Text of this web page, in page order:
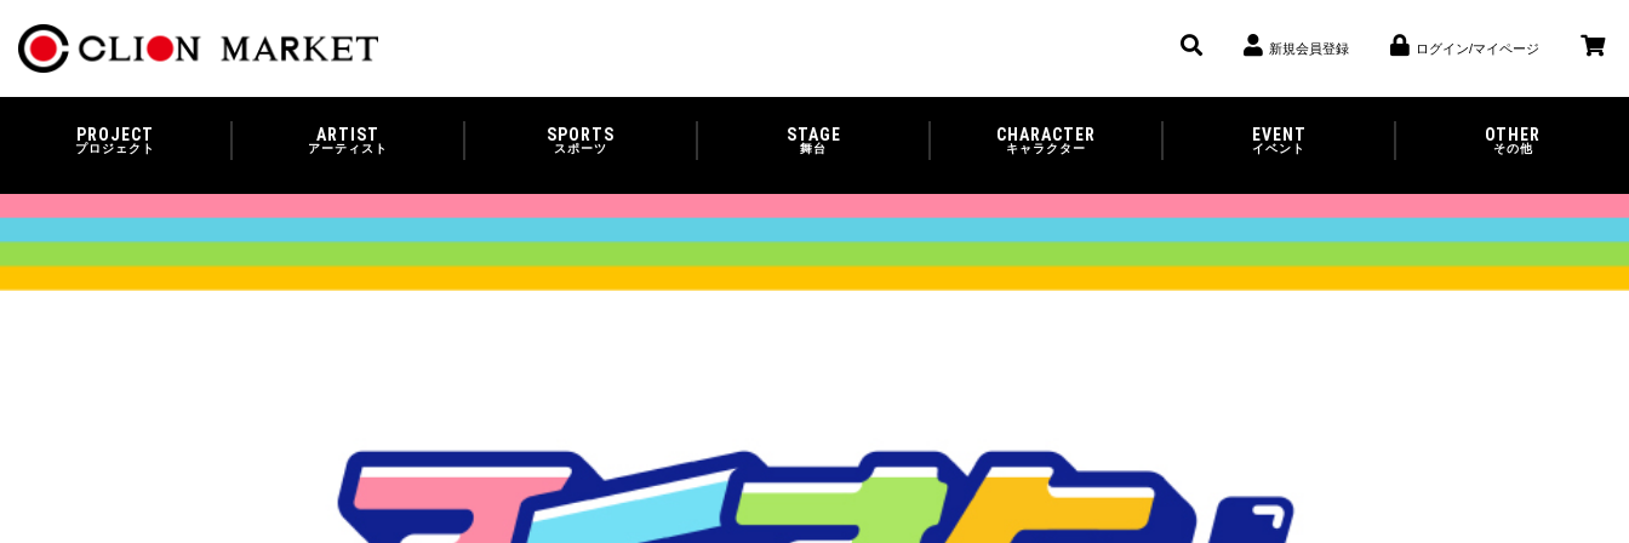
新規会員登録 ログイン/マイページ
PROJECT
プロジェクト
ARTIST
アーティスト
SPORTS
スポーツ
STAGE
舞台
CHARACTER
キャラクター
EVENT
イベント
OTHER
その他